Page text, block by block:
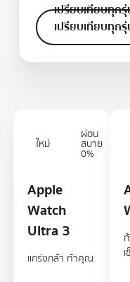
เปรียบเ
เปรียบเทียบทุก
เปรียบเทียบทุก
ใหม่
ผ่อน
สบาย
0%
Apple
Watch
Ultra 3
แกร่งกล้า ท้าคุณ